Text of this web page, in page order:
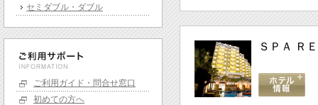
ＳＰＡ Ｒ
セミダブル・ダブル
ご利用ガイド・問合せ窓口
初めての方へ